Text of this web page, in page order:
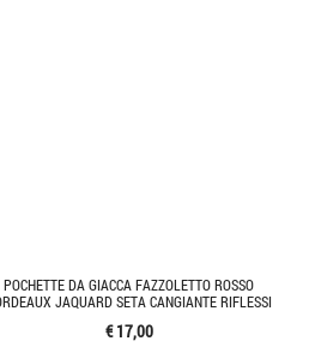
POCHETTE DA GIACCA FAZZOLETTO ROSSO
JAQUARD SETA CANGIANTE RIFLESSI
€ 17,00